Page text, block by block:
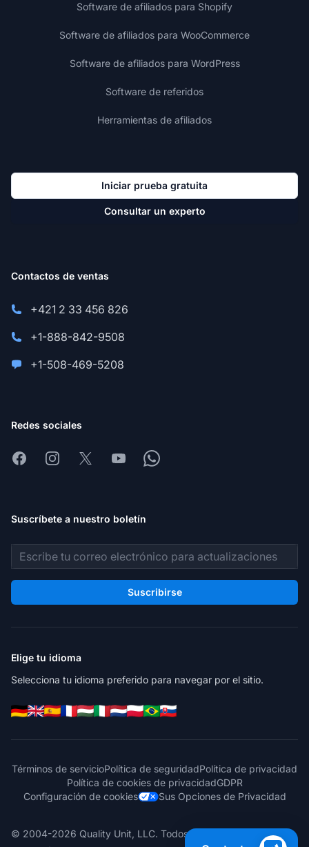
Software de afiliados para Shopify
Software de afiliados para WooCommerce
Software de afiliados para WordPress
Software de referidos
Herramientas de afiliados
Iniciar prueba gratuita
Consultar un experto
Contactos de ventas
+421 2 33 456 826
+1-888-842-9508
+1-508-469-5208
Redes sociales
FacebookInstagram
X YoutubeWhatsapp
Suscríbete a nuestro boletín
Dirección de correo electrónico
Suscribirse
Elige tu idioma
Selecciona tu idioma preferido para navegar por el sitio.
Términos de servicioPolítica de seguridadPolítica de privacidad
Política de cookies de privacidadGDPR
Configuración de cookies
Sus Opciones de Privacidad
© 2004-2026 Quality Unit, LLC. Todos los derechos